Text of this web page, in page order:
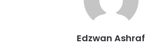
“Tindakan tegas dikenakan terhadap
kerana ia melanggar undang-undang
Edzwan Ashraf